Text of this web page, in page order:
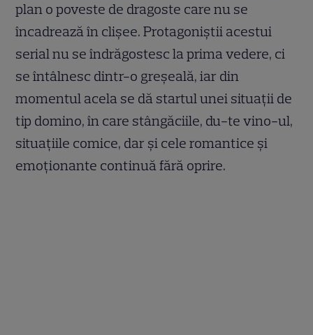
plan o poveste de dragoste care nu se
încadrează în clișee. Protagoniștii acestui
serial nu se îndrăgostesc la prima vedere, ci
se întâlnesc dintr-o greșeală, iar din
momentul acela se dă startul unei situații de
tip domino, în care stângăciile, du-te vino-ul,
situațiile comice, dar și cele romantice și
emoționante continuă fără oprire.